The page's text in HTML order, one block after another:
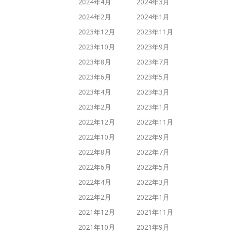
2024年2月
2024年1月
2023年12月
2023年11月
2023年10月
2023年9月
2023年8月
2023年7月
2023年6月
2023年5月
2023年4月
2023年3月
2023年2月
2023年1月
2022年12月
2022年11月
2022年10月
2022年9月
2022年8月
2022年7月
2022年6月
2022年5月
2022年4月
2022年3月
2022年2月
2022年1月
2021年12月
2021年11月
2021年10月
2021年9月